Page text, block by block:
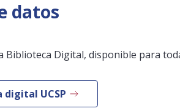
datos
Biblioteca Digital, disponible para
digital UCSP